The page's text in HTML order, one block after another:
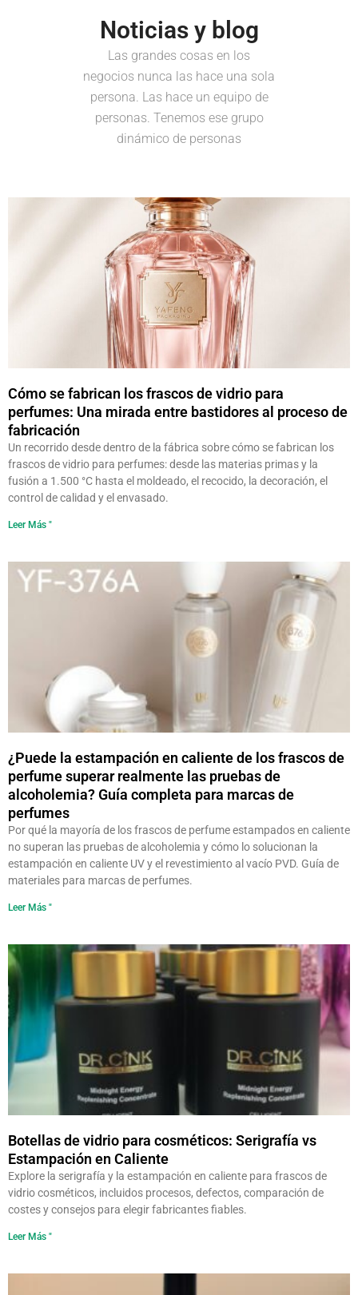
Noticias y blog
Las grandes cosas en los
negocios nunca las hace una sola
persona. Las hace un equipo de
personas. Tenemos ese grupo
dinámico de personas
Cómo se fabrican los frascos de vidrio para
perfumes: Una mirada entre bastidores al proceso de
fabricación
Un recorrido desde dentro de la fábrica sobre cómo se fabrican los
frascos de vidrio para perfumes: desde las materias primas y la
fusión a 1.500 °C hasta el moldeado, el recocido, la decoración, el
control de calidad y el envasado.
Leer Más "
¿Puede la estampación en caliente de los frascos de
perfume superar realmente las pruebas de
alcoholemia? Guía completa para marcas de
perfumes
Por qué la mayoría de los frascos de perfume estampados en caliente
no superan las pruebas de alcoholemia y cómo lo solucionan la
estampación en caliente UV y el revestimiento al vacío PVD. Guía de
materiales para marcas de perfumes.
Leer Más "
Botellas de vidrio para cosméticos: Serigrafía vs
Estampación en Caliente
Explore la serigrafía y la estampación en caliente para frascos de
vidrio cosméticos, incluidos procesos, defectos, comparación de
costes y consejos para elegir fabricantes fiables.
Leer Más "